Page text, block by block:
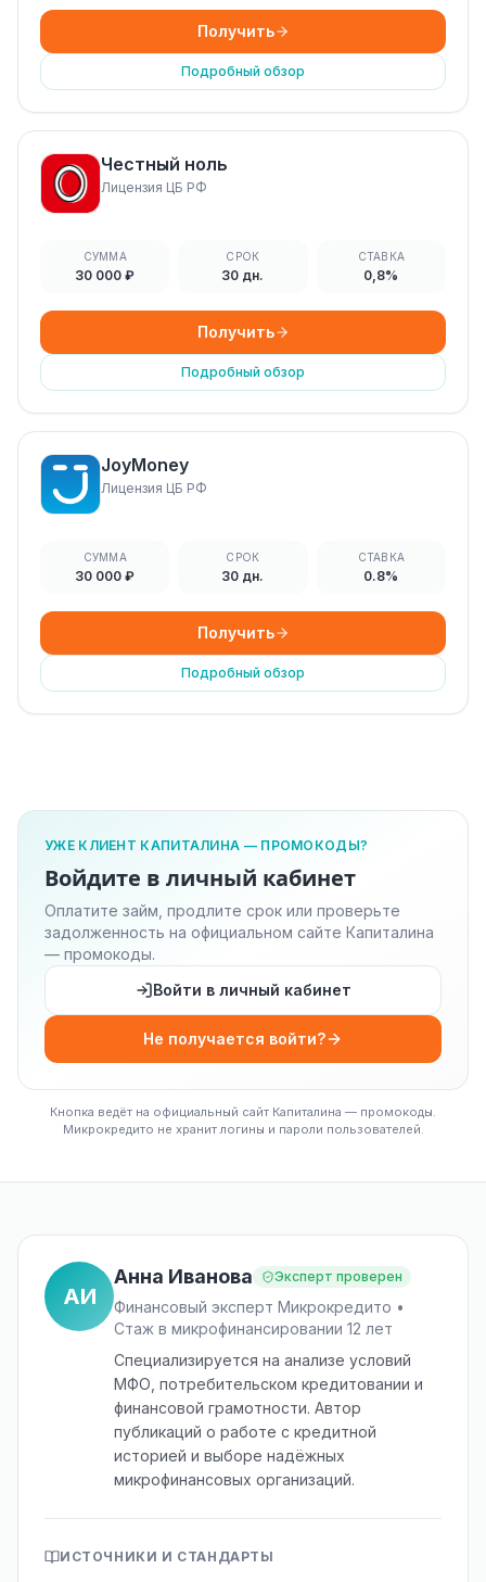
Получить
Подробный обзор
Честный ноль
Лицензия ЦБ РФ
СУММА
30 000 ₽
СРОК
30 дн.
СТАВКА
0,8%
Получить
Подробный обзор
JoyMoney
Лицензия ЦБ РФ
СУММА
30 000 ₽
СРОК
30 дн.
СТАВКА
0.8%
Получить
Подробный обзор
УЖЕ КЛИЕНТ КАПИТАЛИНА — ПРОМОКОДЫ?
Войдите в личный кабинет
Оплатите займ, продлите срок или проверьте
задолженность на официальном сайте Капиталина
— промокоды.
Войти в личный кабинет
Не получается войти?
Кнопка ведёт на официальный сайт Капиталина — промокоды.
Микрокредито не хранит логины и пароли пользователей.
АИ
Анна Иванова Эксперт проверен
Финансовый эксперт Микрокредито •
Стаж в микрофинансировании 12 лет
Специализируется на анализе условий
МФО, потребительском кредитовании и
финансовой грамотности. Автор
публикаций о работе с кредитной
историей и выборе надёжных
микрофинансовых организаций.
ИСТОЧНИКИ И СТАНДАРТЫ